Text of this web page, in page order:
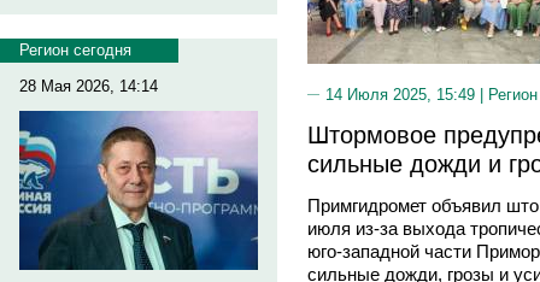
Регион сегодня
28 Мая 2026, 14:14
14 Июля 2025, 15:49 |
Штормовое
сильные дожди и
Примгидромет объявил
июля из-за выхода
юго-западной части
сильные дожди, грозы и